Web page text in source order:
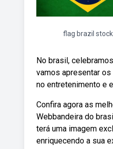
flag brazil stock
No brasil,
vamos apresentar
no entretenimento e
Confira agora as
Webbandeira do
terá uma imagem
enriquecendo a sua